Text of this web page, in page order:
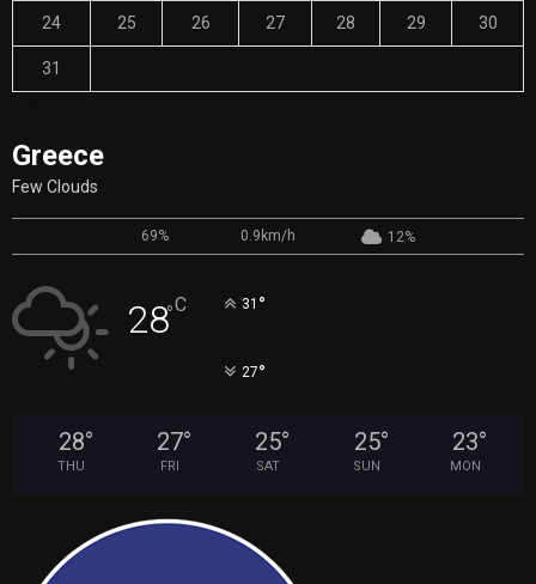
24 25 26 27 28 29 30
31
Greece
Few Clouds
69% 0.9km/h 12%
28°C 31 °
27°
28°
THU
27°
FRI
25°
SAT
25°
SUN
23°
MON